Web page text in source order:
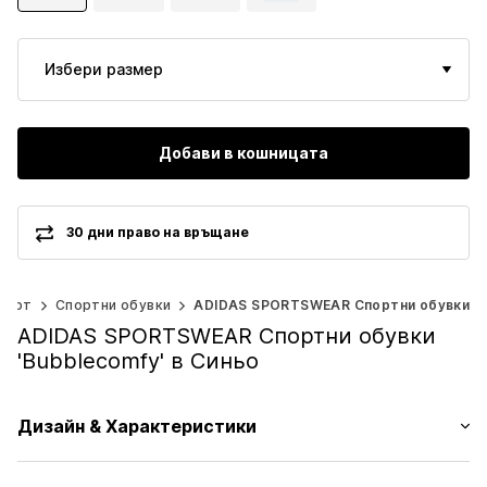
Избери размер
Добави в кошницата
30 дни право на връщане
Спортни обувки ADIDAS SPORTSWEAR Спортни обувки
ADIDAS SPORTSWEAR Спортни обувки
'Bubblecomfy' в Синьо
Дизайн & Характеристики